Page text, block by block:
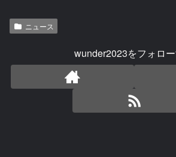
ニュース
wunder2023をフォロ